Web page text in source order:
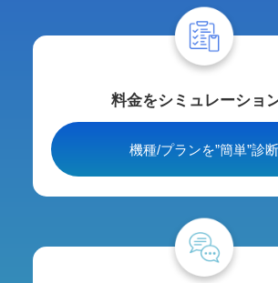
料金をシミュレーショ
機種/プランを”簡単”診断